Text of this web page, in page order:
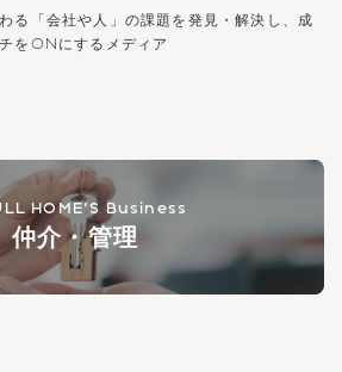
る「会社や人」の課題を発見・解決し、 成
を ON にするメディア
HOME'S Business
仲介・管理